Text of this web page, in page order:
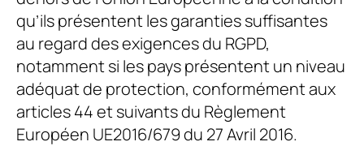
qu’ils présentent les garanties suffisantes
au regard des exigences du RGPD,
notamment si les pays présentent un niveau
adéquat de protection, conformément aux
articles 44 et suivants du Règlement
Européen UE2016/679 du 27 Avril 2016.